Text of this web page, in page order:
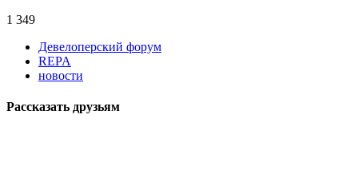
1 349
Девелоперский форум
REPA
новости
Рассказать друзьям